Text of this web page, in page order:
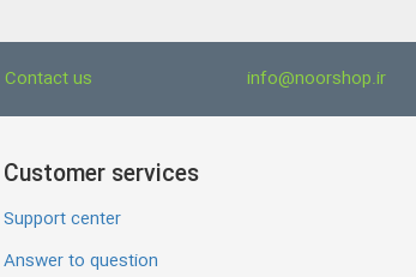
Contact us info@noorshop.ir
Customer services
Support center
Answer to question